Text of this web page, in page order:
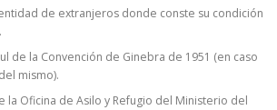
de extranjeros donde conste su condición
de la Convención de Ginebra de 1951 (en caso
mismo).
la Oficina de Asilo y Refugio del Ministerio del